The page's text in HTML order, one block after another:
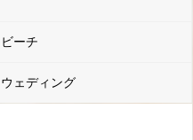
ビーチ
ウェディング